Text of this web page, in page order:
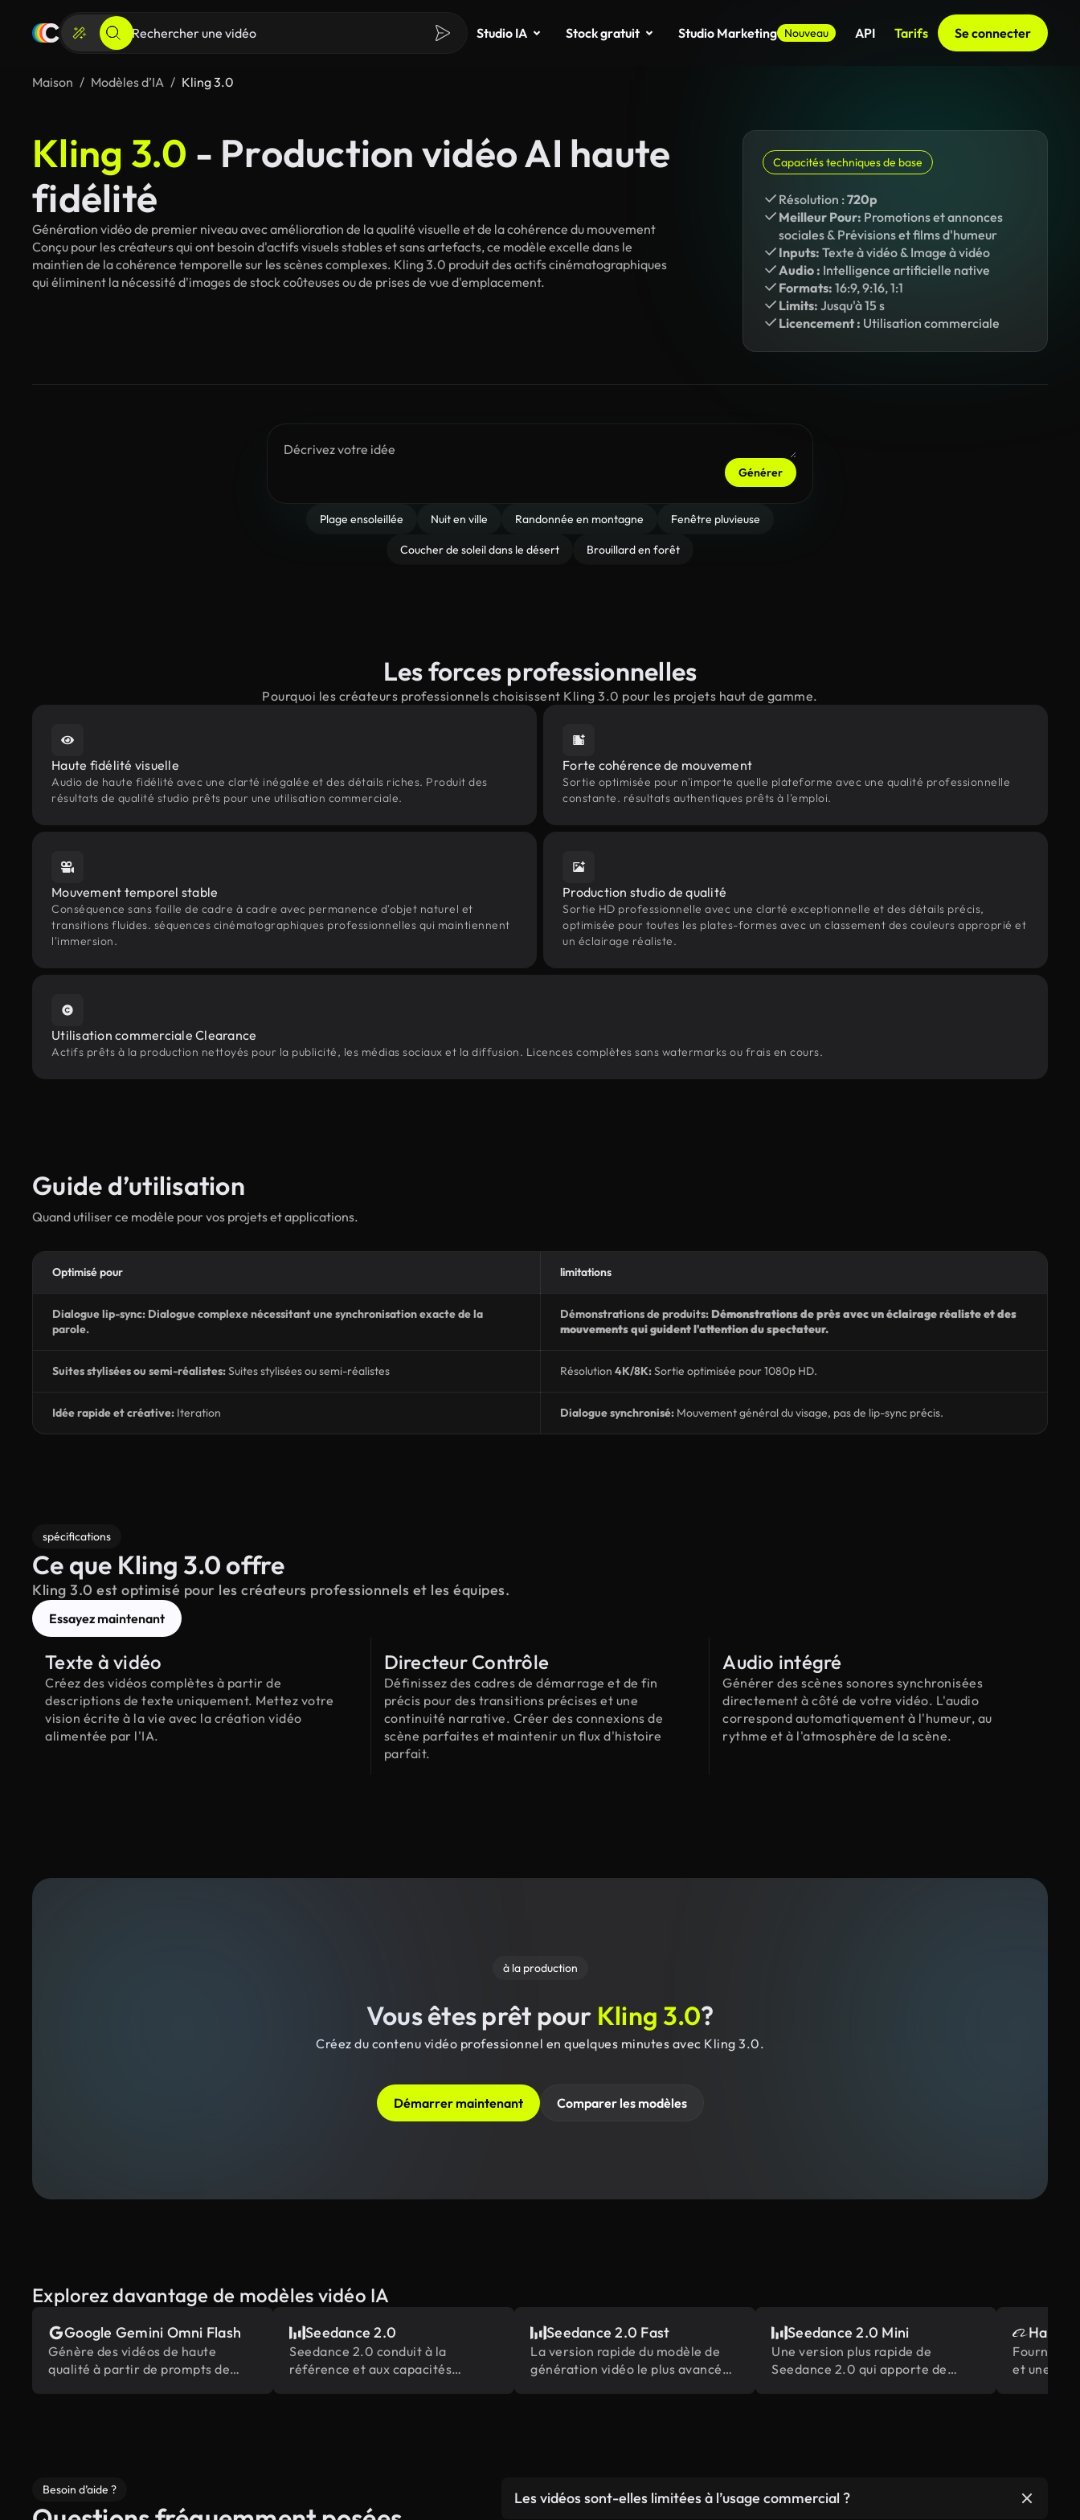
Studio IA Stock gratuit Studio Marketing Nouveau API Tarifs Se connecter
Maison Modèles d’IA Kling 3.0
Kling 3.0 - Production vidéo AI haute
fidélité
Génération vidéo de premier niveau avec amélioration de la qualité visuelle et de la cohérence du mouvement
Conçu pour les créateurs qui ont besoin d'actifs visuels stables et sans artefacts, ce modèle excelle dans le
maintien de la cohérence temporelle sur les scènes complexes. Kling 3.0 produit des actifs cinématographiques
qui éliminent la nécessité d'images de stock coûteuses ou de prises de vue d'emplacement.
Capacités techniques de base
Résolution :720p
Meilleur Pour: Promotions et annonces
sociales & Prévisions et films d'humeur
Inputs: Texte à vidéo & Image à vidéo
Audio : Intelligence artificielle native
Formats: 16:9, 9:16, 1:1
Limits: Jusqu'à 15 s
Licencement : Utilisation commerciale
Générer
Plage ensoleillée Nuit en ville Randonnée en montagne Fenêtre pluvieuse
Coucher de soleil dans le désert Brouillard en forêt
Les forces professionnelles
Pourquoi les créateurs professionnels choisissent Kling 3.0 pour les projets haut de gamme.
Haute fidélité visuelle
Audio de haute fidélité avec une clarté inégalée et des détails riches. Produit des
résultats de qualité studio prêts pour une utilisation commerciale.
Forte cohérence de mouvement
Sortie optimisée pour n'importe quelle plateforme avec une qualité professionnelle
constante. résultats authentiques prêts à l'emploi.
Mouvement temporel stable
Conséquence sans faille de cadre à cadre avec permanence d'objet naturel et
transitions fluides. séquences cinématographiques professionnelles qui maintiennent
l'immersion.
Production studio de qualité
Sortie HD professionnelle avec une clarté exceptionnelle et des détails précis,
optimisée pour toutes les plates-formes avec un classement des couleurs approprié et
un éclairage réaliste.
Utilisation commerciale Clearance
Actifs prêts à la production nettoyés pour la publicité, les médias sociaux et la diffusion. Licences complètes sans watermarks ou frais en cours.
Guide d’utilisation
Quand utiliser ce modèle pour vos projets et applications.
Optimisé pour limitations
Dialogue lip-sync: Dialogue complexe nécessitant une synchronisation exacte de la
parole.
Démonstrations de produits:Démonstrations de près avec un éclairage réaliste et des
mouvements qui guident l'attention du spectateur.
Suites stylisées ou semi-réalistes:Suites stylisées ou semi-réalistes Résolution 4K/8K:Sortie optimisée pour 1080p HD.
Idée rapide et créative: Iteration Dialogue synchronisé: Mouvement général du visage, pas de lip-sync précis.
spécifications
Ce que Kling 3.0 offre
Kling 3.0 est optimisé pour les créateurs professionnels et les équipes.
Essayez maintenant
Texte à vidéo
Créez des vidéos complètes à partir de
descriptions de texte uniquement. Mettez votre
vision écrite à la vie avec la création vidéo
alimentée par l'IA.
Directeur Contrôle
Définissez des cadres de démarrage et de fin
précis pour des transitions précises et une
continuité narrative. Créer des connexions de
scène parfaites et maintenir un flux d'histoire
parfait.
Audio intégré
Générer des scènes sonores synchronisées
directement à côté de votre vidéo. L'audio
correspond automatiquement à l'humeur, au
rythme et à l'atmosphère de la scène.
à la production
Vous êtes prêt pour Kling 3.0?
Créez du contenu vidéo professionnel en quelques minutes avec Kling 3.0.
Démarrer maintenant Comparer les modèles
Explorez davantage de modèles vidéo IA
Google Gemini Omni Flash
Génère des vidéos de haute
qualité à partir de prompts de
Seedance 2.0
Seedance 2.0 conduit à la
référence et aux capacités
Seedance 2.0 Fast
La version rapide du modèle de
génération vidéo le plus avancé
Seedance 2.0 Mini
Une version plus rapide de
Seedance 2.0 qui apporte de
Happy
Fournit un
et une
Besoin d’aide ? Les vidéos sont-elles limitées à l’usage commercial ?